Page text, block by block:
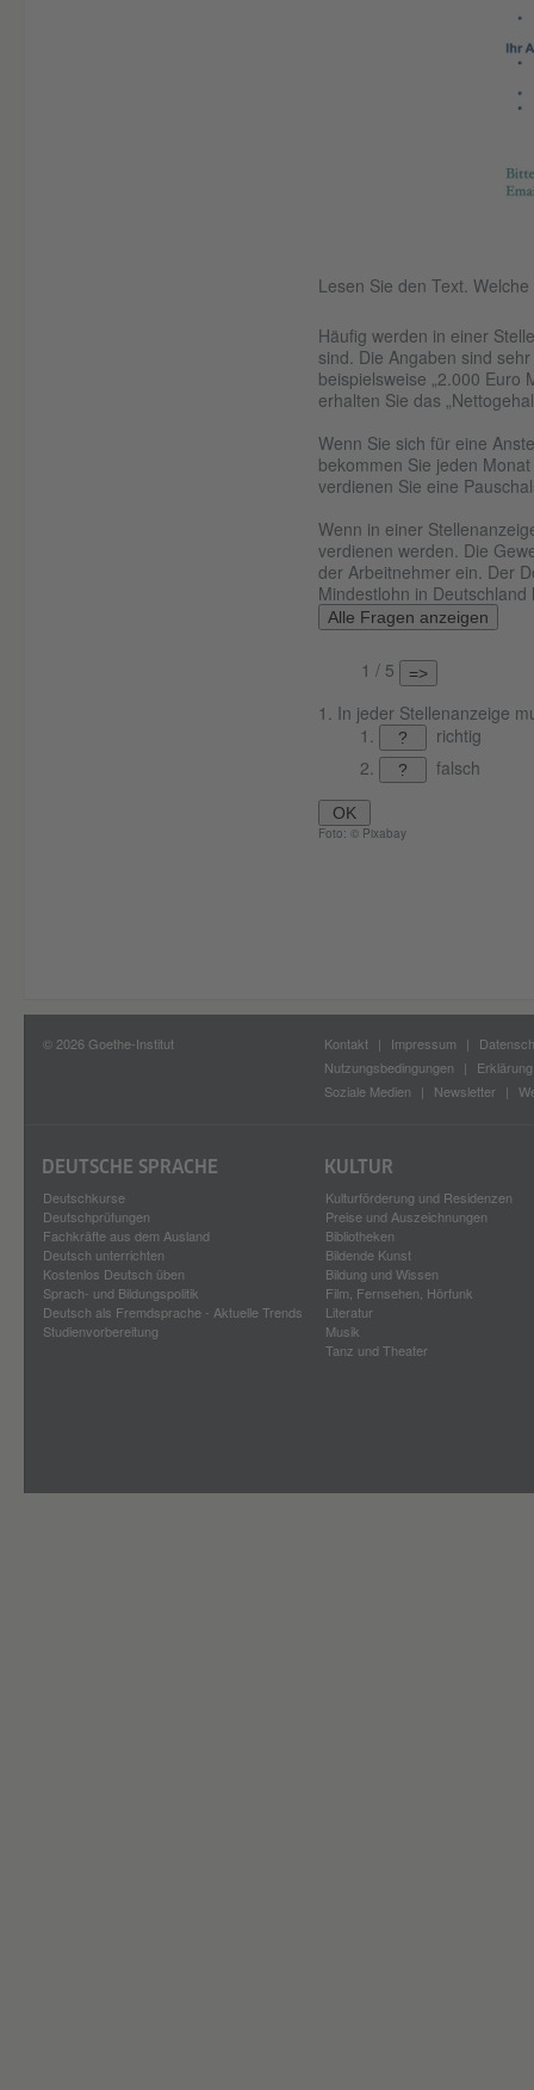
Lesen Sie den Text.
Häufig werden in einer
sind. Die Angaben sind
beispielsweise „2.000 Euro
erhalten Sie das
Wenn Sie sich für eine
bekommen Sie jeden
verdienen Sie eine
Wenn in einer
verdienen werden. Die
der Arbeitnehmer ein. Der
Mindestlohn in
Alle Fragen anzeigen
1 / 5 =>
In jeder Stellenanzeige
? richtig
? falsch
OK
Foto: © Pixabay
© 2026 Goethe-Institut Kontakt Impressum
Nutzungsbedingungen
Soziale Medien
Newsletter
DEUTSCHE SPRACHE
Deutschkurse
Deutschprüfungen
Fachkräfte aus dem Ausland
Deutsch unterrichten
Kostenlos Deutsch üben
Sprach- und Bildungspolitik
Deutsch als Fremdsprache - Aktuelle Trends
Studienvorbereitung
KULTUR
Kulturförderung und Residenzen
Preise und Auszeichnungen
Bibliotheken
Bildende Kunst
Bildung und Wissen
Film, Fernsehen, Hörfunk
Literatur
Musik
Tanz und Theater